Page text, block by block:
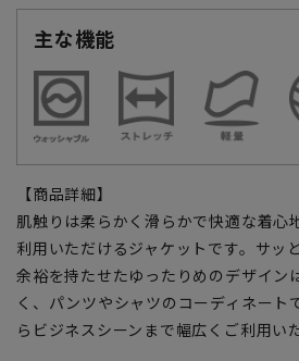
主な機能
【商品詳細】
肌触りは柔らかく滑らかで快適な着心
利用いただけるジャケットです。サッ
余裕を持たせたゆったりめのデザイン
く、パンツやシャツのコーディネート
らビジネスシーンまで幅広くご利用い